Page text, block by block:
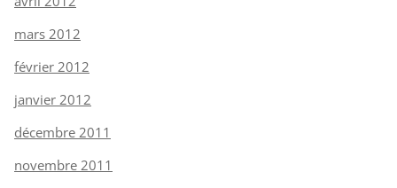
mars 2012
février 2012
janvier 2012
décembre 2011
novembre 2011